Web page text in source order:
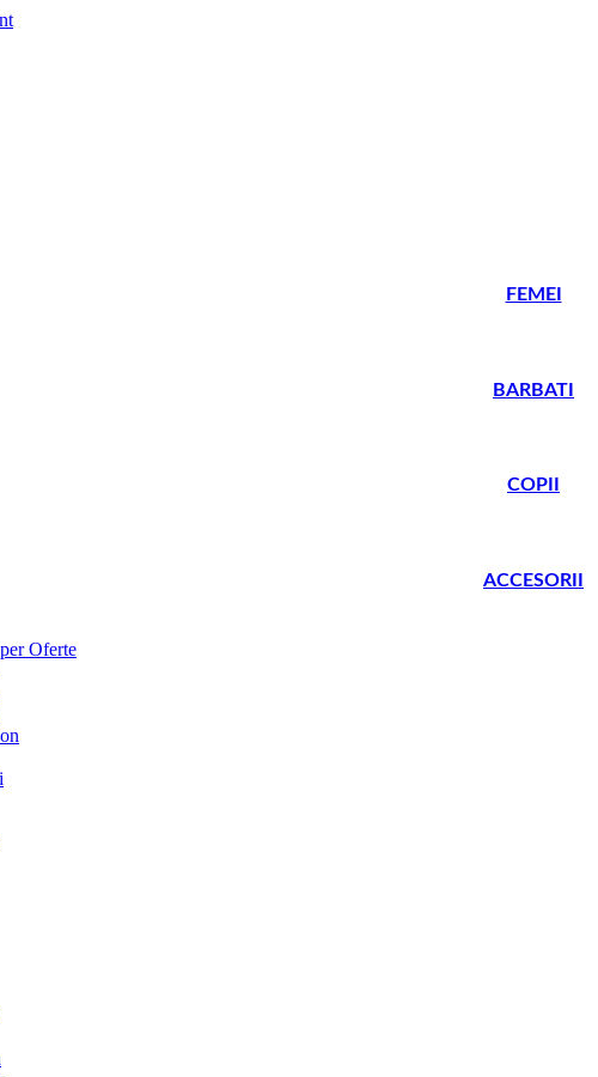
FEMEI
BARBATI
COPII
ACCESORII
Oferte